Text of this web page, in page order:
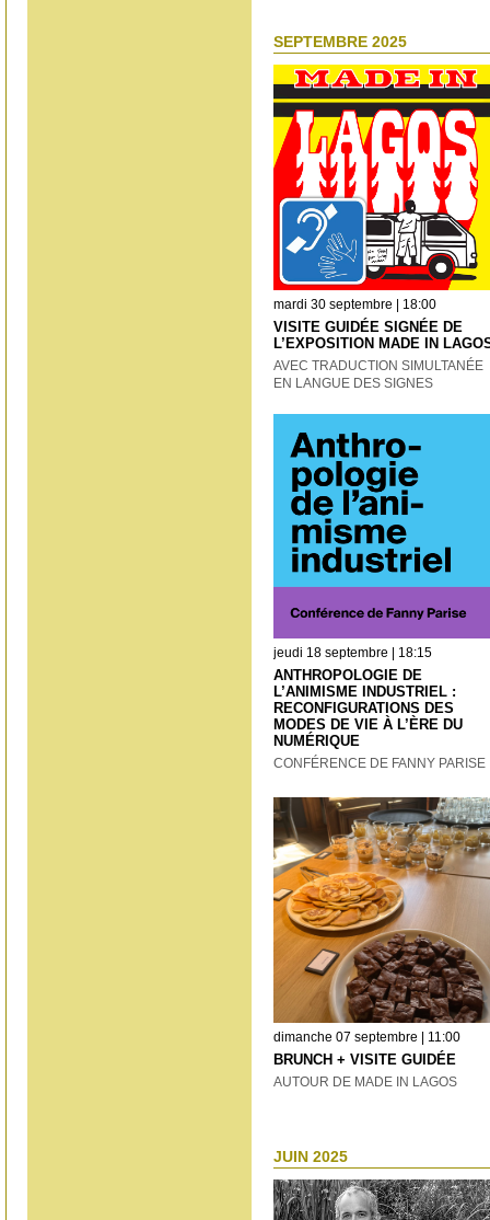
SEPTEMBRE 2025
mardi 30 septembre | 18:00
VISITE GUIDÉE SIGNÉE DE
L’EXPOSITION MADE IN
AVEC TRADUCTION SIMULTANÉE
EN LANGUE DES SIGNES
jeudi 18 septembre | 18:15
ANTHROPOLOGIE DE
L’ANIMISME INDUSTRIEL :
RECONFI­­GU­RATIONS DES
MODES DE VIE À L’ÈRE DU
NUMÉRIQUE
CONFÉRENCE DE FANNY PARISE
dimanche 07 septembre | 11:00
BRUNCH + VISITE GUIDÉE
AUTOUR DE MADE IN LAGOS
JUIN 2025